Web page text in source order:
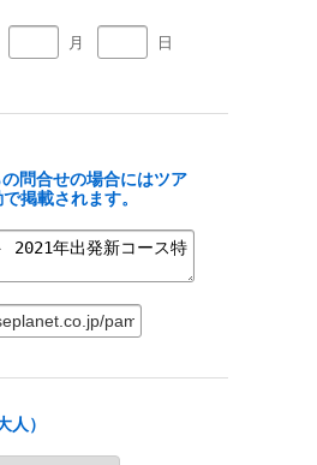
月 日
問合せの場合にはツア
掲載されます。
人）